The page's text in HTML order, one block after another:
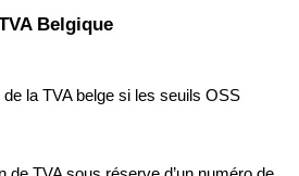
Belgique
de la TVA belge si les seuils OSS